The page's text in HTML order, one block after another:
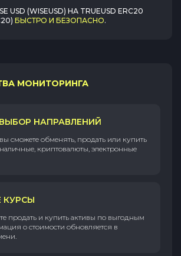
USD (WISEUSD) НА TRUEUSD ERC20
БЫСТРО И БЕЗОПАСНО.
МОНИТОРИНГА
НАПРАВЛЕНИЙ
сможете обменять, продать или купить
криптовалюты, электронные
КУРСЫ
продать и купить активы по выгодным
о стоимости обновляется в